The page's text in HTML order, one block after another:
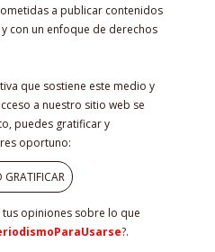
a publicar contenidos
con un enfoque de derechos
que sostiene este medio y
a nuestro sitio web se
puedes gratificar y
oportuno:
GRATIFICAR
opiniones sobre lo que
?.